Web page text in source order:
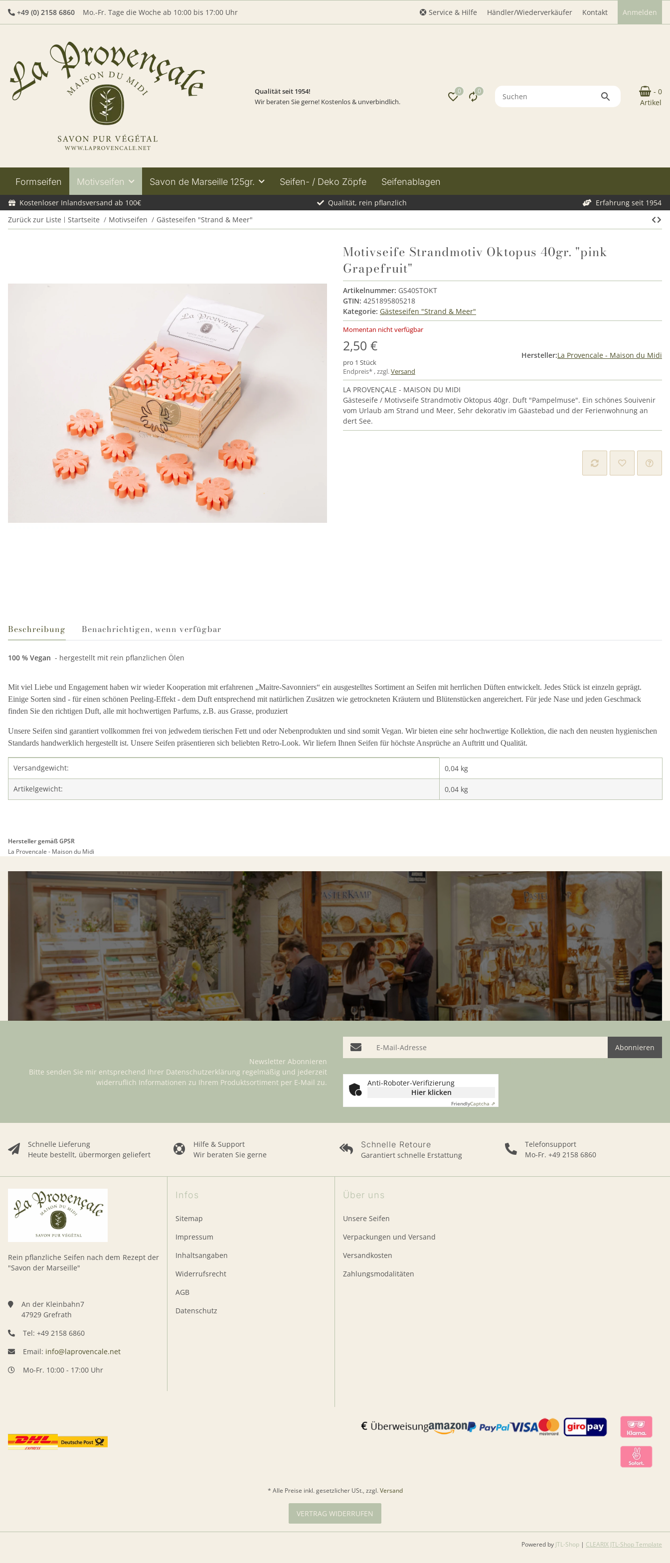
+49 (0) 2158 6860 Mo.-Fr. Tage die Woche ab 10:00 bis 17:00 Uhr Service & Hilfe Händler/Wiederverkäufer Kontakt Anmelden
Qualität seit 1954!
Wir beraten Sie gerne! Kostenlos & unverbindlich.
0 0
- 0
Artikel
Formseifen Motivseifen Savon de Marseille 125gr. Seifen- / Deko Zöpfe Seifenablagen
Kostenloser Inlandsversand ab 100€ Qualität, rein pflanzlich
Erfahrung seit 1954
Zurück zur Liste
Startseite Motivseifen Gästeseifen "Strand & Meer"
Motivseife Strandmotiv Oktopus 40gr. "pink
Grapefruit"
Artikelnummer: GS40STOKT
GTIN: 4251895805218
Kategorie: Gästeseifen "Strand & Meer"
Momentan nicht verfügbar
2,50 €
pro 1 Stück
Endpreis* , zzgl.Versand
Hersteller:La Provencale - Maison du Midi
LA PROVENÇALE - MAISON DU MIDI
Gästeseife / Motivseife Strandmotiv Oktopus 40gr. Duft "Pampelmuse". Ein schönes Souivenir
vom Urlaub am Strand und Meer, Sehr dekorativ im Gäastebad und der Ferienwohnung an
dert See.
Beschreibung Benachrichtigen, wenn verfügbar
100 % Vegan - hergestellt mit rein pflanzlichen Ölen
Mit viel Liebe und Engagement haben wir wieder Kooperation mit erfahrenen „Maitre-Savonniers“ ein ausgestelltes Sortiment an Seifen mit herrlichen Düften entwickelt. Jedes Stück ist einzeln geprägt.
Einige Sorten sind - für einen schönen Peeling-Effekt - dem Duft entsprechend mit natürlichen Zusätzen wie getrockneten Kräutern und Blütenstücken angereichert. Für jede Nase und jeden Geschmack
finden Sie den richtigen Duft, alle mit hochwertigen Parfums, z.B. aus Grasse, produziert
Unsere Seifen sind garantiert vollkommen frei von jedwedem tierischen Fett und oder Nebenprodukten und sind somit Vegan. Wir bieten eine sehr hochwertige Kollektion, die nach den neusten hygienischen
Standards handwerklich hergestellt ist. Unsere Seifen präsentieren sich beliebten Retro-Look. Wir liefern Ihnen Seifen für höchste Ansprüche an Auftritt und Qualität.
Produkteigenschaft
Wert
Versandgewicht: 0,04 kg
Artikelgewicht: 0,04 kg
Hersteller gemäß GPSR
La Provencale - Maison du Midi
Schnelle Lieferung
Heute bestellt, übermorgen geliefert
Hilfe & Support
Wir beraten Sie gerne
Schnelle Retoure
Garantiert schnelle Erstattung
Telefonsupport
Mo-Fr. +49 2158 6860
Newsletter Abonnieren
Bitte senden Sie mir entsprechend Ihrer Datenschutzerklärung regelmäßig und jederzeit
widerruflich Informationen zu Ihrem Produktsortiment per E-Mail zu.
E-Mail-Adresse
Abonnieren
Anti-Roboter-Verifizierung
Hier klicken
FriendlyCaptcha ⇗
Rein pflanzliche Seifen nach dem Rezept der
"Savon der Marseille"
An der Kleinbahn7
47929 Grefrath
Tel: +49 2158 6860
Email: info@laprovencale.net
Mo-Fr. 10:00 - 17:00 Uhr
Infos
Sitemap
Impressum
Inhaltsangaben
Widerrufsrecht
AGB
Datenschutz
Über uns
Unsere Seifen
Verpackungen und Versand
Versandkosten
Zahlungsmodalitäten
* Alle Preise inkl. gesetzlicher USt., zzgl.Versand
VERTRAG WIDERRUFEN
Powered by JTL-Shop | CLEARIX JTL-Shop Template